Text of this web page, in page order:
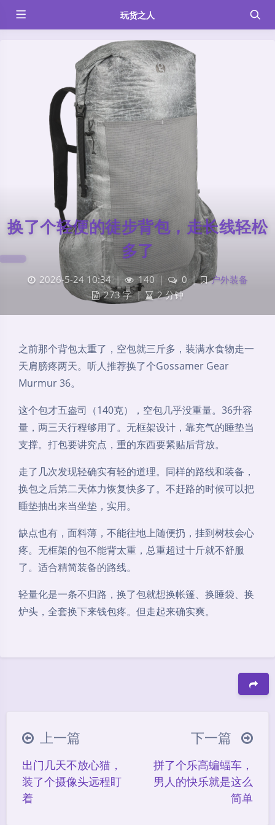
玩货之人
夜间模式
Serif
换了个轻便的徒步背包，走长线轻松
多了
2026-5-24 10:34 | 140 | 0 |
户外装备
273 字 | 2 分钟
之前那个背包太重了，空包就三斤多，装满水食物走一
天肩膀疼两天。听人推荐换了个Gossamer Gear
Murmur 36。
这个包才五盎司（140克），空包几乎没重量。36升容
量，两三天行程够用了。无框架设计，靠充气的睡垫当
支撑。打包要讲究点，重的东西要紧贴后背放。
走了几次发现轻确实有轻的道理。同样的路线和装备，
换包之后第二天体力恢复快多了。不赶路的时候可以把
睡垫抽出来当坐垫，实用。
缺点也有，面料薄，不能往地上随便扔，挂到树枝会心
疼。无框架的包不能背太重，总重超过十斤就不舒服
了。适合精简装备的路线。
轻量化是一条不归路，换了包就想换帐篷、换睡袋、换
炉头，全套换下来钱包疼。但走起来确实爽。
上一篇
出门几天不放心猫，
装了个摄像头远程盯
着
下一篇
拼了个乐高蝙蝠车，
男人的快乐就是这么
简单